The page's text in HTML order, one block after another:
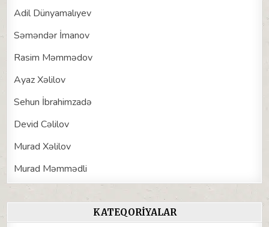
Adil Dünyamalıyev
Səməndər İmanov
Rasim Məmmədov
Ayaz Xəlilov
Sehun İbrahimzadə
Devid Cəlilov
Murad Xəlilov
Murad Məmmədli
KATEQORIYALAR